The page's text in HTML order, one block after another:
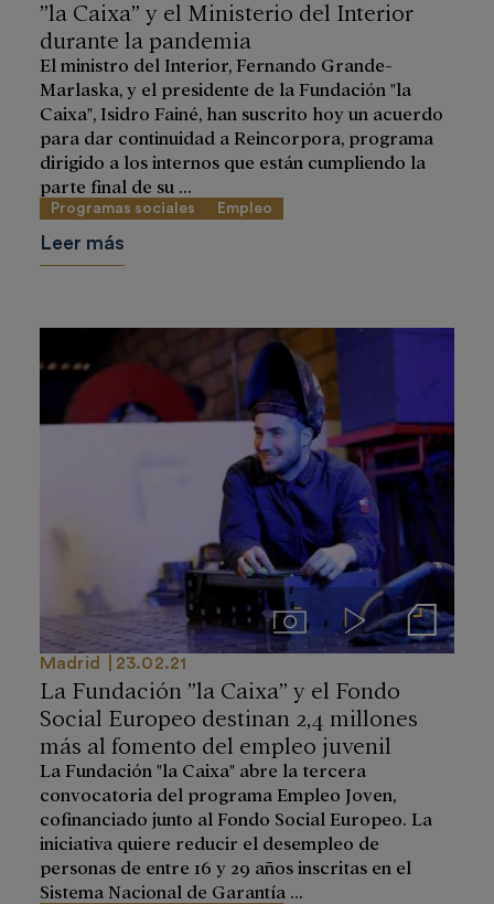
”la Caixa” y el Ministerio del Interior
durante la pandemia
El ministro del Interior, Fernando Grande-
Marlaska, y el presidente de la Fundación "la
Caixa", Isidro Fainé, han suscrito hoy un acuerdo
para dar continuidad a Reincorpora, programa
dirigido a los internos que están cumpliendo la
parte final de su ...
Programas sociales Empleo
Leer más
ImágenesVideos Notas de prensa
Madrid 23.02.21
La Fundación ”la Caixa” y el Fondo
Social Europeo destinan 2,4 millones
más al fomento del empleo juvenil
La Fundación "la Caixa" abre la tercera
convocatoria del programa Empleo Joven,
cofinanciado junto al Fondo Social Europeo. La
iniciativa quiere reducir el desempleo de
personas de entre 16 y 29 años inscritas en el
Sistema Nacional de Garantía ...